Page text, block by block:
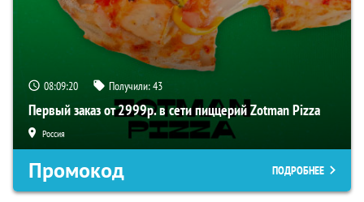
08:09:19 Получили:43
Первый заказ от 2999р. в сети пиццерий Zotman Pizza
Россия
Промокод ПОДРОБНЕЕ